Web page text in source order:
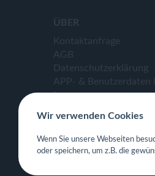
ÜBER
Kontaktanfrage
AGB
Datenschutzerklärung
APP- & Benutzerdaten
Impressum
Wir verwenden Cookies
Wenn Sie unsere Webseiten
oder speichern, um z.B. die